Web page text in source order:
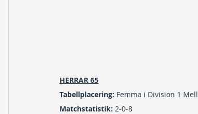
HERRAR 65
Tabellplacering: Femma i Division 1
Matchstatistik: 2-0-8